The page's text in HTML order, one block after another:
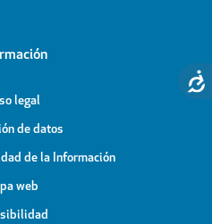
legal
de datos
de la Información
web